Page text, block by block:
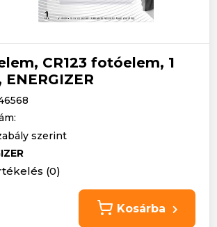
CR123 fotóelem, 1
szerint
(0)
Kosárba